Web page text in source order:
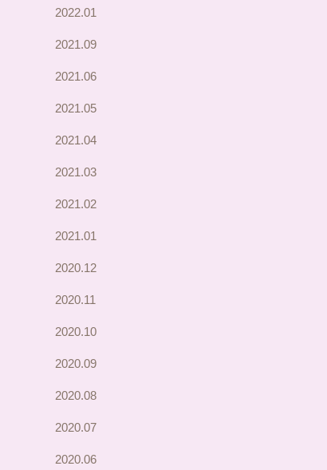
2022.01
2021.09
2021.06
2021.05
2021.04
2021.03
2021.02
2021.01
2020.12
2020.11
2020.10
2020.09
2020.08
2020.07
2020.06